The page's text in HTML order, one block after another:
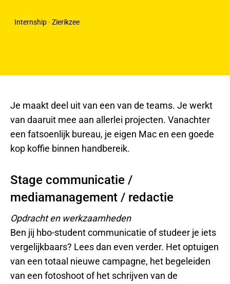
Internship · Zierikzee
Je maakt deel uit van een van de teams. Je werkt
van daaruit mee aan allerlei projecten. Vanachter
een fatsoenlijk bureau, je eigen Mac en een goede
kop koffie binnen handbereik.
Stage communicatie /
mediamanagement / redactie
Opdracht en werkzaamheden
Ben jij hbo-student communicatie of studeer je iets
vergelijkbaars? Lees dan even verder. Het optuigen
van een totaal nieuwe campagne, het begeleiden
van een fotoshoot of het schrijven van de